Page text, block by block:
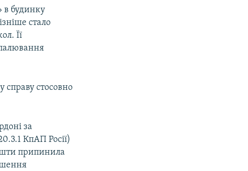
в будинку
стало
Її
справу стосовно
за
КпАП Росії)
припинила